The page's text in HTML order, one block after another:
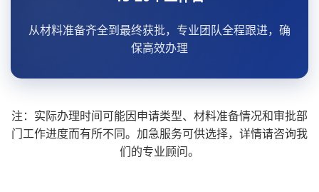
从材料准备齐全到最终获批，专业团队全程跟进，确
保高效办理
注：实际办理时间可能因申请类型、材料准备情况和审批部
门工作进度而有所不同。加急服务可供选择，详情请咨询我
们的专业顾问。